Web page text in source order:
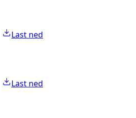
Last ned
Last ned